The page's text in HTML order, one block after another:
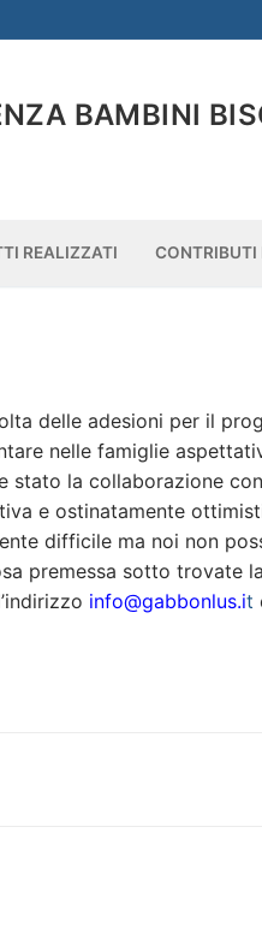
BAMBINI
REALIZZATI CONTRIBUTI
delle adesioni per il
nelle famiglie
stato la collaborazione
e ostinatamente
difficile ma noi non
premessa sotto trovate
info@gabbonlus.it